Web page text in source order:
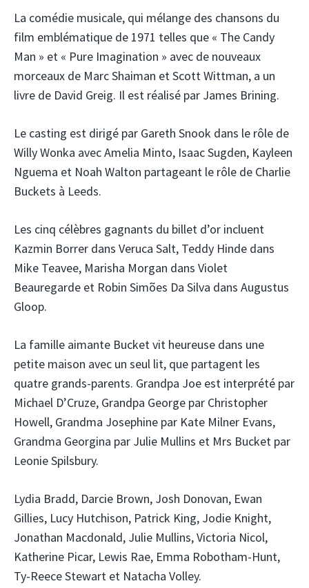
La comédie musicale, qui mélange des chansons du
film emblématique de 1971 telles que « The Candy
Man » et « Pure Imagination » avec de nouveaux
morceaux de Marc Shaiman et Scott Wittman, a un
livre de David Greig. Il est réalisé par James Brining.
Le casting est dirigé par Gareth Snook dans le rôle de
Willy Wonka avec Amelia Minto, Isaac Sugden, Kayleen
Nguema et Noah Walton partageant le rôle de Charlie
Buckets à Leeds.
Les cinq célèbres gagnants du billet d’or incluent
Kazmin Borrer dans Veruca Salt, Teddy Hinde dans
Mike Teavee, Marisha Morgan dans Violet
Beauregarde et Robin Simões Da Silva dans Augustus
Gloop.
La famille aimante Bucket vit heureuse dans une
petite maison avec un seul lit, que partagent les
quatre grands-parents. Grandpa Joe est interprété par
Michael D’Cruze, Grandpa George par Christopher
Howell, Grandma Josephine par Kate Milner Evans,
Grandma Georgina par Julie Mullins et Mrs Bucket par
Leonie Spilsbury.
Lydia Bradd, Darcie Brown, Josh Donovan, Ewan
Gillies, Lucy Hutchison, Patrick King, Jodie Knight,
Jonathan Macdonald, Julie Mullins, Victoria Nicol,
Katherine Picar, Lewis Rae, Emma Robotham-Hunt,
Ty-Reece Stewart et Natacha Volley.